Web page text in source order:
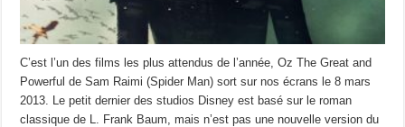
C’est l’un des films les plus attendus de l’année, Oz The Great and
Powerful de Sam Raimi (Spider Man) sort sur nos écrans le 8 mars
2013. Le petit dernier des studios Disney est basé sur le roman
classique de L. Frank Baum, mais n’est pas une nouvelle version du